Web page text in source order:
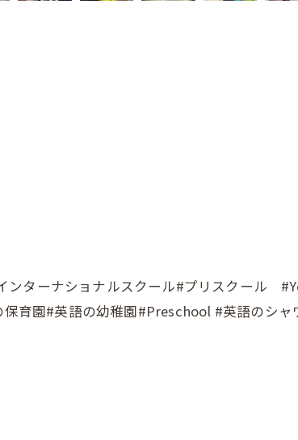
ンターナショナルスクール#プリスクール
育園#英語の幼稚園#Preschool #英語のシ